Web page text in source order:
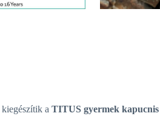
kiegészítik a TITUS gyermek